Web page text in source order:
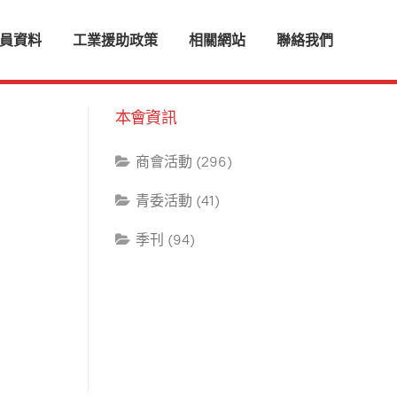
資料 工業援助政策 相關網站 聯絡我們
本會資訊
商會活動 (296)
青委活動 (41)
季刊 (94)